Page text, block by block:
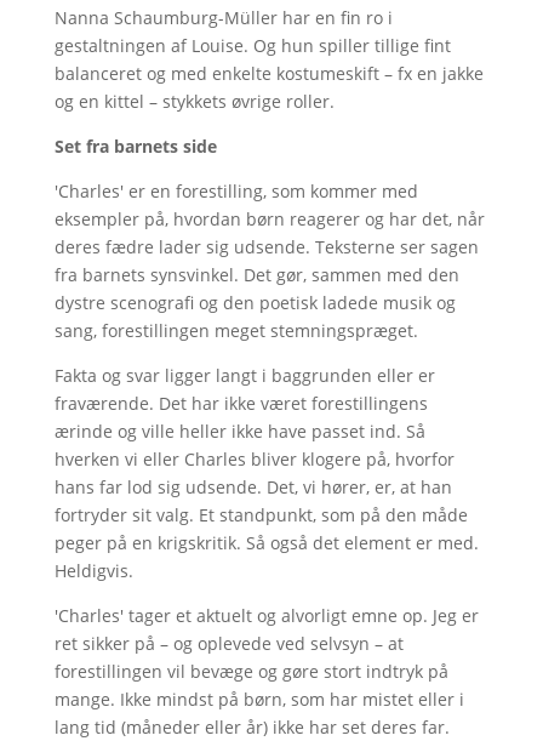
Nanna Schaumburg-Müller har en fin ro i
gestaltningen af Louise. Og hun spiller tillige fint
balanceret og med enkelte kostumeskift – fx en jakke
og en kittel – stykkets øvrige roller.
Set fra barnets side
'Charles' er en forestilling, som kommer med
eksempler på, hvordan børn reagerer og har det, når
deres fædre lader sig udsende. Teksterne ser sagen
fra barnets synsvinkel. Det gør, sammen med den
dystre scenografi og den poetisk ladede musik og
sang, forestillingen meget stemningspræget.
Fakta og svar ligger langt i baggrunden eller er
fraværende. Det har ikke været forestillingens
ærinde og ville heller ikke have passet ind. Så
hverken vi eller Charles bliver klogere på, hvorfor
hans far lod sig udsende. Det, vi hører, er, at han
fortryder sit valg. Et standpunkt, som på den måde
peger på en krigskritik. Så også det element er med.
Heldigvis.
'Charles' tager et aktuelt og alvorligt emne op. Jeg er
ret sikker på – og oplevede ved selvsyn – at
forestillingen vil bevæge og gøre stort indtryk på
mange. Ikke mindst på børn, som har mistet eller i
lang tid (måneder eller år) ikke har set deres far.